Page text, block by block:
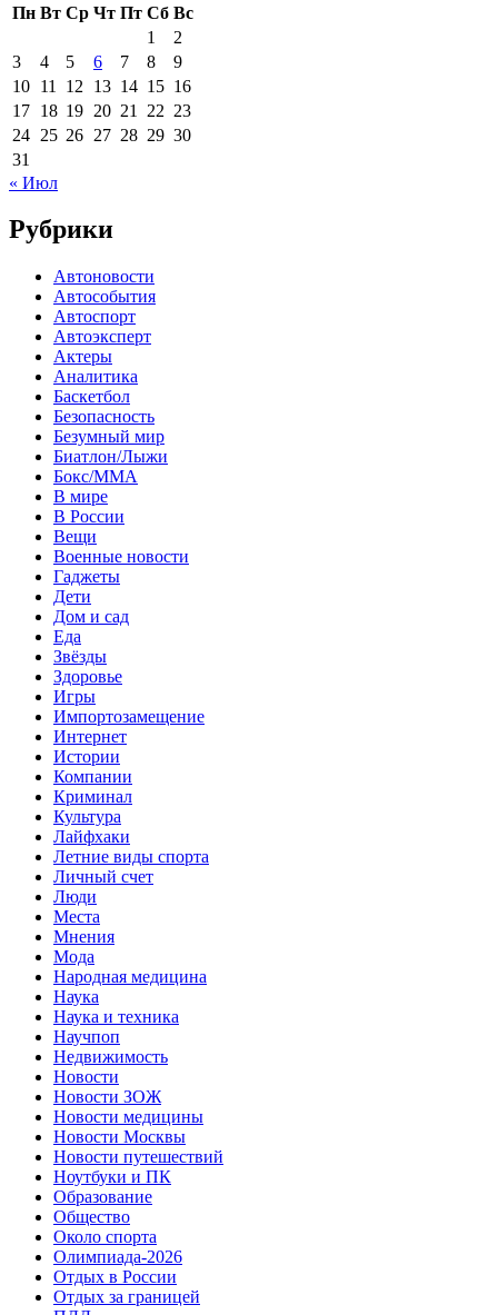
Пн Вт Ср Чт Пт Сб Вс
1
2
3
4 5 6 7 8
9
10 11 12 13 14 15 16
17 18 19 20 21 22 23
24 25 26 27 28 29 30
31
« Июл
Рубрики
Автоновости
Автособытия
Автоспорт
Автоэксперт
Актеры
Аналитика
Баскетбол
Безопасность
Безумный мир
Биатлон/Лыжи
Бокс/MMA
В мире
В России
Вещи
Военные новости
Гаджеты
Дети
Дом и сад
Еда
Звёзды
Здоровье
Игры
Импортозамещение
Интернет
Истории
Компании
Криминал
Культура
Лайфхаки
Летние виды спорта
Личный счет
Люди
Места
Мнения
Мода
Народная медицина
Наука
Наука и техника
Научпоп
Недвижимость
Новости
Новости ЗОЖ
Новости медицины
Новости Москвы
Новости путешествий
Ноутбуки и ПК
Образование
Общество
Около спорта
Олимпиада-2026
Отдых в России
Отдых за границей